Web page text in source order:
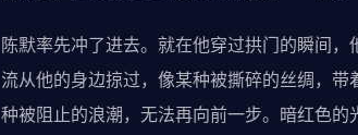
陈默率先冲了进去。就在他穿过拱门的瞬间
流从他的身边掠过，像某种被撕碎的丝绸，
种被阻止的浪潮，无法再向前一步。暗红色的